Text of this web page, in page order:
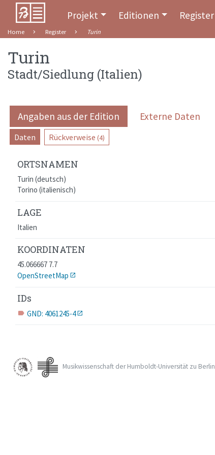
Projekt Editionen Register
Home Register Turin
Turin
Stadt/Siedlung (Italien)
Angaben aus der Edition Externe Daten
Daten Rückverweise (4)
ORTSNAMEN
Turin (deutsch)
Torino (italienisch)
LAGE
Italien
KOORDINATEN
45.066667 7.7
OpenStreetMap
IDs
label GND: 4061245-4
Musikwissenschaft derHumboldt-Universität zu Berlin